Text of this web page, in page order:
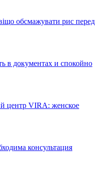
обсмажувати рис перед
в документах и спокойно
центр VIRA: женское
консультация